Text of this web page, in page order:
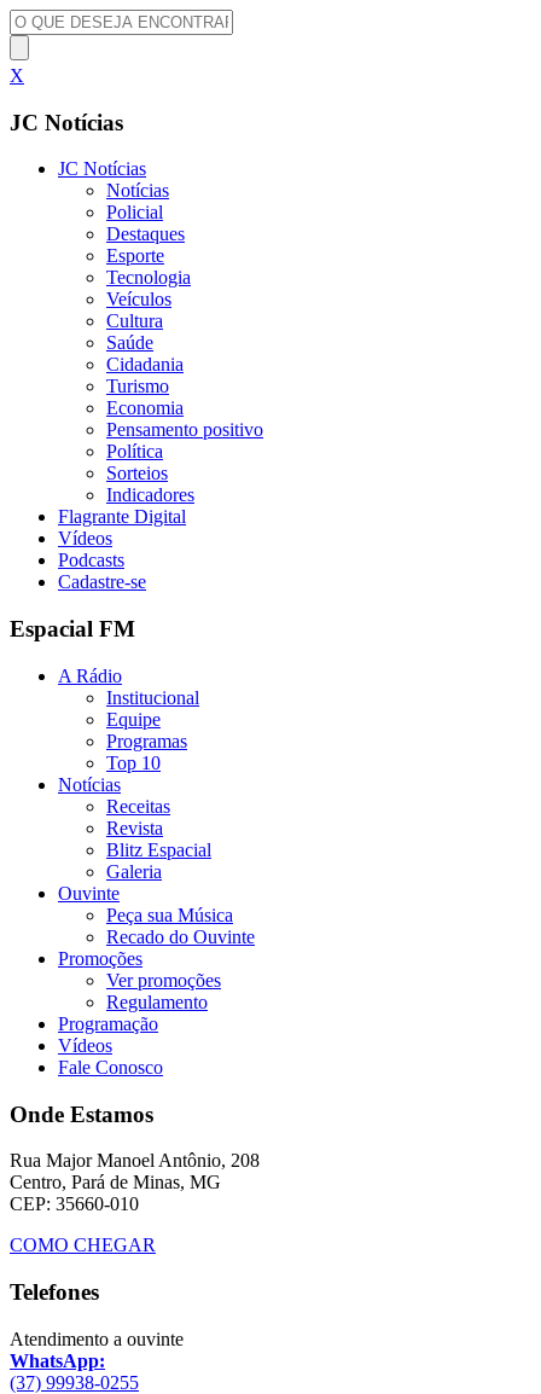
X
JC Notícias
JC Notícias
Notícias
Policial
Destaques
Esporte
Tecnologia
Veículos
Cultura
Saúde
Cidadania
Turismo
Economia
Pensamento positivo
Política
Sorteios
Indicadores
Flagrante Digital
Vídeos
Podcasts
Cadastre-se
Espacial FM
A Rádio
Institucional
Equipe
Programas
Top 10
Notícias
Receitas
Revista
Blitz Espacial
Galeria
Ouvinte
Peça sua Música
Recado do Ouvinte
Promoções
Ver promoções
Regulamento
Programação
Vídeos
Fale Conosco
Onde Estamos
Rua Major Manoel Antônio, 208
Centro, Pará de Minas, MG
CEP: 35660-010
COMO CHEGAR
Telefones
Atendimento a ouvinte
WhatsApp:
(37) 99938-0255